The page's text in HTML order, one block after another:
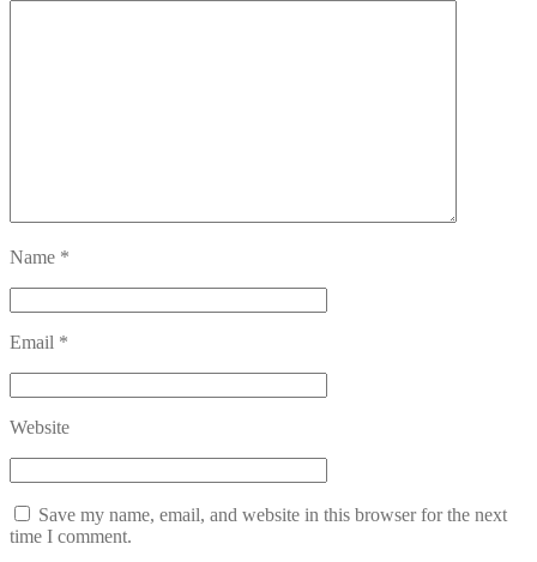
Name *
Email *
Website
Save my name, email, and website in this browser for the next
time I comment.